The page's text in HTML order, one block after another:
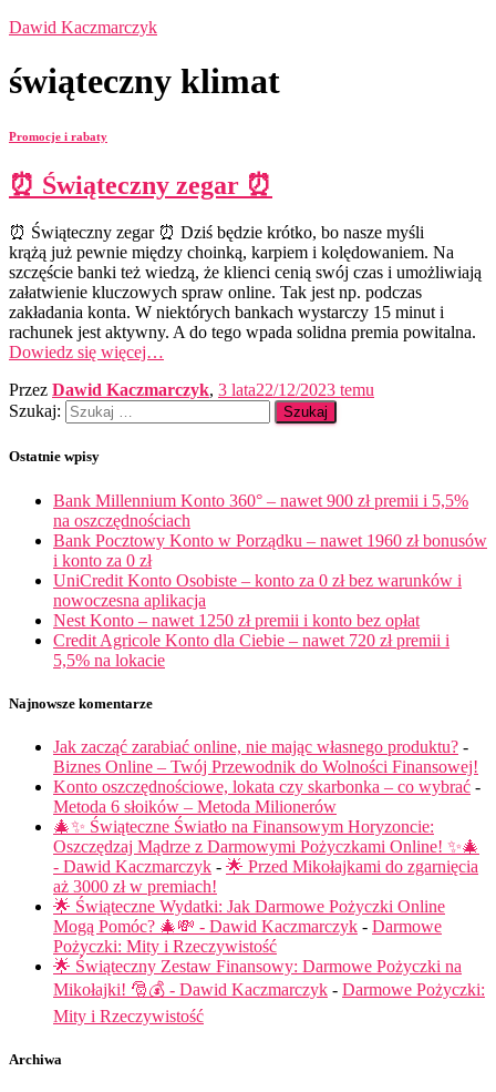
Dawid Kaczmarczyk
świąteczny klimat
Promocje i rabaty
⏰ Świąteczny zegar ⏰
⏰ Świąteczny zegar ⏰ Dziś będzie krótko, bo nasze myśli
krążą już pewnie między choinką, karpiem i kolędowaniem. Na
szczęście banki też wiedzą, że klienci cenią swój czas i umożliwiają
załatwienie kluczowych spraw online. Tak jest np. podczas
zakładania konta. W niektórych bankach wystarczy 15 minut i
rachunek jest aktywny. A do tego wpada solidna premia powitalna.
Dowiedz się więcej…
Przez Dawid Kaczmarczyk, 3 lata22/12/2023 temu
Szukaj:
Ostatnie wpisy
Bank Millennium Konto 360° – nawet 900 zł premii i 5,5%
na oszczędnościach
Bank Pocztowy Konto w Porządku – nawet 1960 zł bonusów
i konto za 0 zł
UniCredit Konto Osobiste – konto za 0 zł bez warunków i
nowoczesna aplikacja
Nest Konto – nawet 1250 zł premii i konto bez opłat
Credit Agricole Konto dla Ciebie – nawet 720 zł premii i
5,5% na lokacie
Najnowsze komentarze
Jak zacząć zarabiać online, nie mając własnego produktu? -
Biznes Online – Twój Przewodnik do Wolności Finansowej!
Konto oszczędnościowe, lokata czy skarbonka – co wybrać -
Metoda 6 słoików – Metoda Milionerów
🎄✨ Świąteczne Światło na Finansowym Horyzoncie:
Oszczędzaj Mądrze z Darmowymi Pożyczkami Online! ✨🎄
- Dawid Kaczmarczyk - 🌟 Przed Mikołajkami do zgarnięcia
aż 3000 zł w premiach!
🌟 Świąteczne Wydatki: Jak Darmowe Pożyczki Online
Mogą Pomóc? 🎄💸 - Dawid Kaczmarczyk - Darmowe
Pożyczki: Mity i Rzeczywistość
🌟 Świąteczny Zestaw Finansowy: Darmowe Pożyczki na
Mikołajki! 🎅💰 - Dawid Kaczmarczyk - Darmowe Pożyczki:
Mity i Rzeczywistość
Archiwa